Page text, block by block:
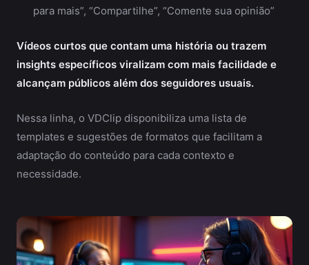
para mais”, “Compartilhe”, “Comente sua opinião”
Vídeos curtos que contam uma história ou trazem
insights específicos viralizam com mais facilidade e
alcançam públicos além dos seguidores usuais.
Nessa linha, o VDClip disponibiliza uma lista de
templates e sugestões de formatos que facilitam a
adaptação do conteúdo para cada contexto e
necessidade.